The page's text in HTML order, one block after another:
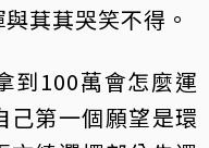
萁萁哭笑不得。
到100萬會怎麼運
己第一個願望是環